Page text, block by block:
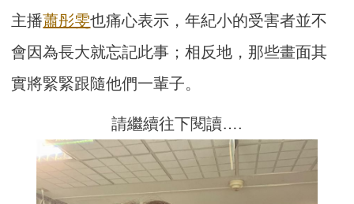
主播蕭彤雯也痛心表示，年紀小的受害者並不
會因為長大就忘記此事；相反地，那些畫面其
實將緊緊跟隨他們一輩子。
請繼續往下閱讀….